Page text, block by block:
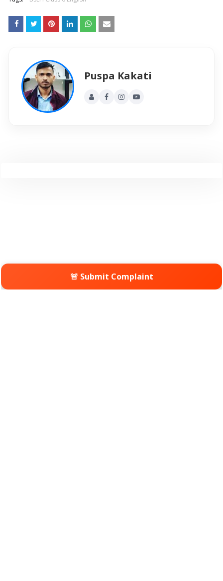
Puspa Kakati
🚨 Submit Complaint